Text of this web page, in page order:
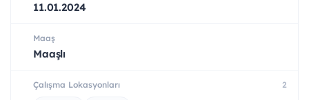
11.01.2024
Maaş
Maaşlı
Çalışma Lokasyonları 2